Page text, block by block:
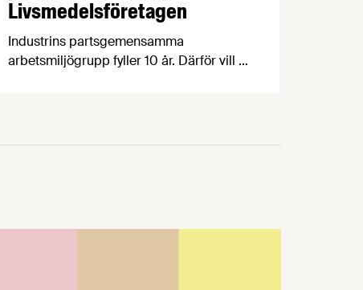
Livsmedelsföretagen
Industrins partsgemensamma
arbetsmiljögrupp fyller 10 år. Därför vill vi